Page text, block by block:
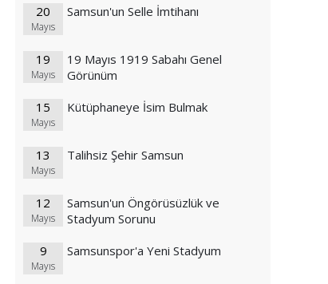
20
Mayıs
Samsun'un Selle İmtihanı
19
Mayıs
19 Mayıs 1919 Sabahı Genel
Görünüm
15
Mayıs
Kütüphaneye İsim Bulmak
13
Mayıs
Talihsiz Şehir Samsun
12
Mayıs
Samsun'un Öngörüsüzlük ve
Stadyum Sorunu
9
Mayıs
Samsunspor'a Yeni Stadyum